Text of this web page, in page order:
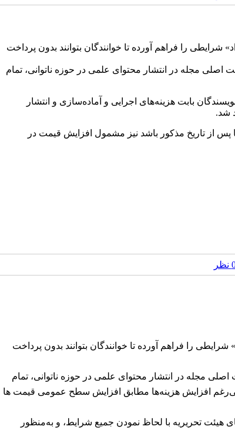
را فراهم آورده تا خوانندگان بتوانند بدون پرداخت
مجله در انتشار محتوای علمی در حوزه ناتوانی، تمام
بابت هزینه‌های اجرایی و آماده‌سازی و انتشار
پس از تاریخ مذکور باشد نیز مشمول افزایش قیمت در
را فراهم آورده تا خوانندگان بتوانند بدون پرداخت
مجله در انتشار محتوای علمی در حوزه ناتوانی، تمام
تمام ‌شده و انتشار مقالات با کمترین هزینه معطوف شده است. بر همین مبنا، طی ۲ سال گذشته علی‌رغم افزایش هزینه‌ها مطابق افزایش سطح عمومی قیمت ها
تحریریه با لحاظ نمودن جمیع شرایط، و به‌منظور